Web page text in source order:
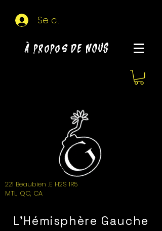
Se connecter
À propos de NOUS
221 Beaubien .E H2S 1R5
MTL, QC, CA
L'Hémisphère Gauche